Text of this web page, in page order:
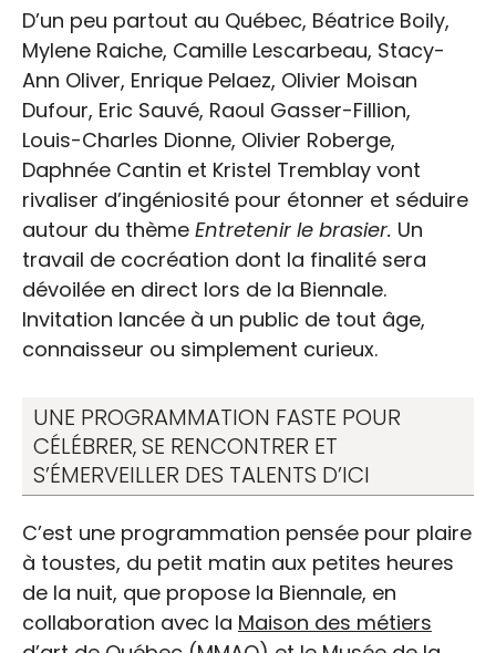
D’un peu partout au Québec, Béatrice Boily,
Mylene Raiche, Camille Lescarbeau, Stacy-
Ann Oliver, Enrique Pelaez, Olivier Moisan
Dufour, Eric Sauvé, Raoul Gasser-Fillion,
Louis-Charles Dionne, Olivier Roberge,
Daphnée Cantin et Kristel Tremblay vont
rivaliser d’ingéniosité pour étonner et séduire
autour du thème Entretenir le brasier. Un
travail de cocréation dont la finalité sera
dévoilée en direct lors de la Biennale.
Invitation lancée à un public de tout âge,
connaisseur ou simplement curieux.
UNE PROGRAMMATION FASTE POUR
CÉLÉBRER, SE RENCONTRER ET
S’ÉMERVEILLER DES TALENTS D’ICI
C’est une programmation pensée pour plaire
à toustes, du petit matin aux petites heures
de la nuit, que propose la Biennale, en
collaboration avec la Maison des métiers